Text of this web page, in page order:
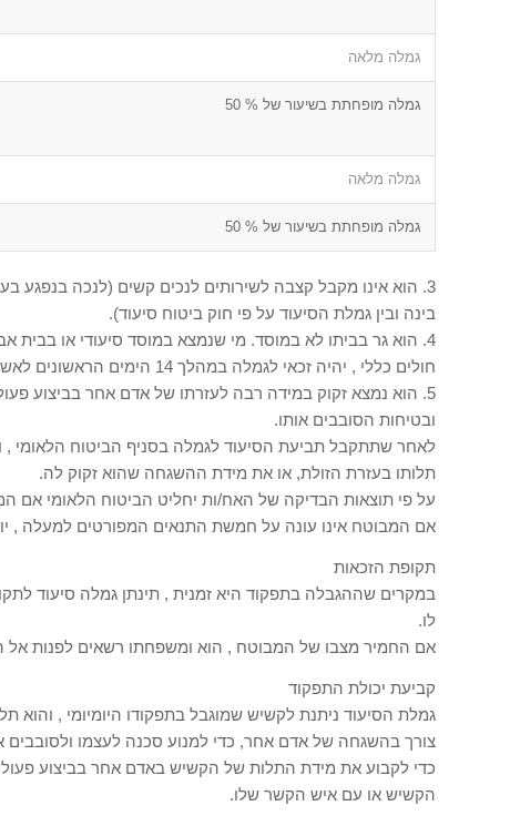
גמלה מלאה
גמלה מופחתת בשיעור של % 50
גמלה מלאה
גמלה מופחתת בשיעור של % 50
3. הוא אינו מקבל קצבה לשירותים לנכים קשים (לנכה בנפגע
בינה ובין גמלת הסיעוד על פי חוק ביטוח סיעוד).
4. הוא גר בביתו לא במוסד. מי שנמצא במוסד סיעודי או
חולים כללי , יהיה זכאי לגמלה במהלך 14 הימים הראשונים לאשפוז.
5. הוא נמצא זקוק במידה רבה לעזרתו של אדם אחר בביצוע
ובטיחות הסובבים אותו.
תלותו בעזרת הזולת, או את מידת ההשגחה שהוא זקוק לה.
על פי תוצאות הבדיקה של האח/ות יחליט הביטוח הלאומי אם
אם המבוטח אינו עונה על חמשת התנאים המפורטים למעלה ,
תקופת הזכאות
במקרים שההגבלה בתפקוד היא זמנית , תינתן גמלה סיעוד
לו.
אם החמיר מצבו של המבוטח , הוא ומשפחתו רשאים לפנות אל
קביעת יכולת התפקוד
גמלת הסיעוד ניתנת לקשיש שמוגבל בתפקודו היומיומי ,
צורך בהשגחה של אדם אחר, כדי למנוע סכנה לעצמו ולסובבים
כדי לקבוע את מידת התלות של הקשיש באדם אחר בביצוע
הקשיש או עם איש הקשר שלו.